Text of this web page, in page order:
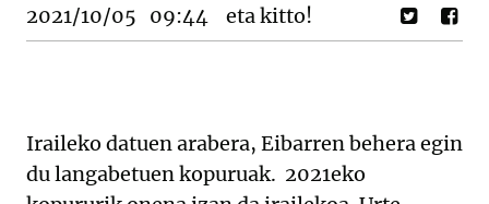
2021/10/05 09:44 eta kitto!
Iraileko datuen arabera, Eibarren behera egin
du langabetuen kopuruak. 2021eko